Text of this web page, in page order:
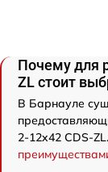
Почему для
ZL стоит
В Барнауле
2-12x42 CDS-